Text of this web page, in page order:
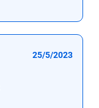
25/5/2023